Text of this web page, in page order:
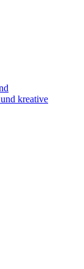
kreative